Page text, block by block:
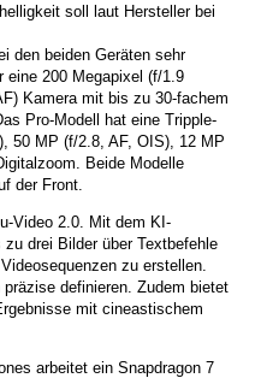
soll laut Hersteller bei
den beiden Geräten sehr
eine 200 Megapixel (f/1.9
Kamera mit bis zu 30-fachem
Pro-Modell hat eine Tripple-
50 MP (f/2.8, AF, OIS), 12 MP
Beide Modelle
der Front.
Video 2.0. Mit dem KI-
drei Bilder über Textbefehle
zu erstellen.
definieren. Zudem bietet
mit cineastischem
arbeitet ein Snapdragon 7